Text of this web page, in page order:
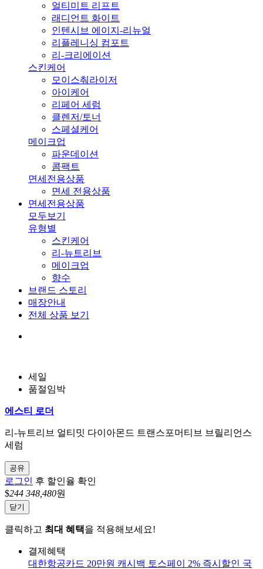
얼티미트 리프트
래디언트 화이트
인텐시브 에이지-리뉴얼
리플레니싱 컴포트
리-크리에이션
스킨케어
모이스춰라이저
아이케어
리페어 세럼
클렌저/토너
스페셜케어
메이크업
파운데이션
콤팩트
면세전용상품
면세 전용상품
면세전용상품
모두보기
유형별
스킨케어
리-뉴트리브
메이크업
향수
브랜드 스토리
매장안내
전체 상품 보기
세일
품절임박
에스티 로더
리-뉴트리브 얼티밋 다이아몬드 트랜스포머티브 브릴리언스
세럼
공유
로그인 후 할인율 확인
$244 348,480원
닫기
클릭하고 최대 혜택을 적용해보세요!
결제혜택
대한항공카드 20만원 캐시백 토스페이 2% 즉시할인 국